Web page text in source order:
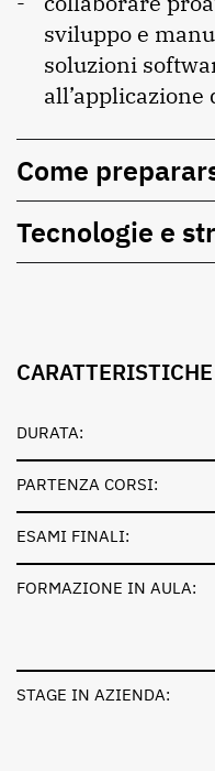
sviluppo e
soluzioni
Come
Tecnologie e
DURATA:
PARTENZA CORSI:
ESAMI FINALI:
FORMAZIONE IN AULA:
STAGE IN AZIENDA: